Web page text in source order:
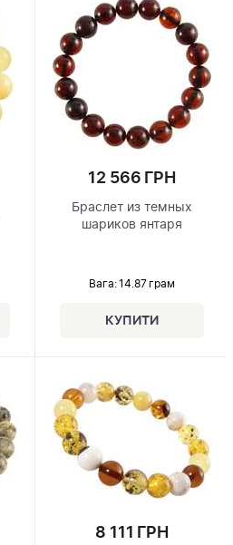
12 566 ГРН
Браслет из темных
шариков янтаря
Вага: 14.87 грам
8 111 ГРН